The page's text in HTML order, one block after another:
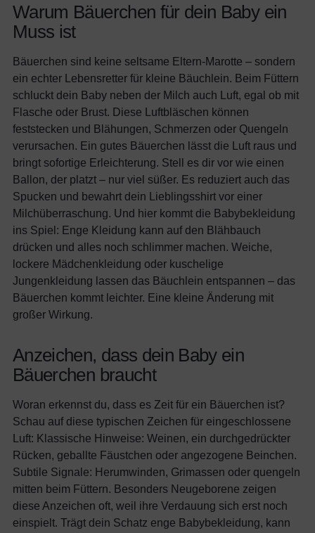
Warum Bäuerchen für dein Baby ein
Muss ist
Bäuerchen sind keine seltsame Eltern-Marotte – sondern
ein echter Lebensretter für kleine Bäuchlein. Beim Füttern
schluckt dein Baby neben der Milch auch Luft, egal ob mit
Flasche oder Brust. Diese Luftbläschen können
feststecken und Blähungen, Schmerzen oder Quengeln
verursachen. Ein gutes Bäuerchen lässt die Luft raus und
bringt sofortige Erleichterung. Stell es dir vor wie einen
Ballon, der platzt – nur viel süßer. Es reduziert auch das
Spucken und bewahrt dein Lieblingsshirt vor einer
Milchüberraschung. Und hier kommt die Babybekleidung
ins Spiel: Enge Kleidung kann auf den Blähbauch
drücken und alles noch schlimmer machen. Weiche,
lockere Mädchenkleidung oder kuschelige
Jungenkleidung lassen das Bäuchlein entspannen – das
Bäuerchen kommt leichter. Eine kleine Änderung mit
großer Wirkung.
Anzeichen, dass dein Baby ein
Bäuerchen braucht
Woran erkennst du, dass es Zeit für ein Bäuerchen ist?
Schau auf diese typischen Zeichen für eingeschlossene
Luft: Klassische Hinweise: Weinen, ein durchgedrückter
Rücken, geballte Fäustchen oder angezogene Beinchen.
Subtile Signale: Herumwinden, Grimassen oder quengeln
mitten beim Füttern. Besonders Neugeborene zeigen
diese Anzeichen oft, weil ihre Verdauung sich erst noch
einspielt. Trägt dein Schatz enge Babybekleidung, kann